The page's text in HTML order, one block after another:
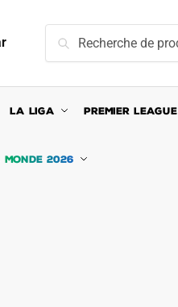
pour :
Recherche
LA LIGA PREMIER LEAGUE
MONDE 2026